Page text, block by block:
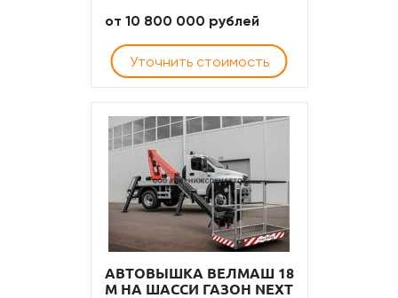
от 10 800 000 рублей
Уточнить стоимость
АВТОВЫШКА ВЕЛМАШ 18
М НА ШАССИ ГАЗОН NEXT